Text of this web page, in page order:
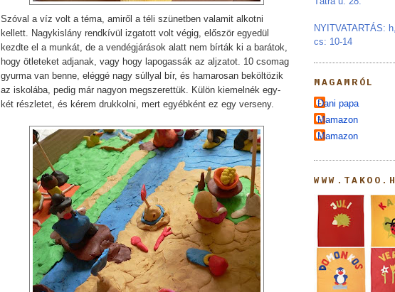
Szóval a víz volt a téma, amiről a téli szünetben valamit alkotni
kellett. Nagykislány rendkívül izgatott volt végig, először egyedül
kezdte el a munkát, de a vendégjárások alatt nem bírták ki a barátok,
hogy ötleteket adjanak, vagy hogy lapogassák az aljzatot. 10 csomag
gyurma van benne, eléggé nagy súllyal bír, és hamarosan beköltözik
az iskolába, pedig már nagyon megszerettük. Külön kiemelnék egy-
két részletet, és kérem drukkolni, mert egyébként ez egy verseny.
NYITVATARTÁS:
cs: 10-14
MAGAMRÓL
Dani papa
Mamazon
Mamazon